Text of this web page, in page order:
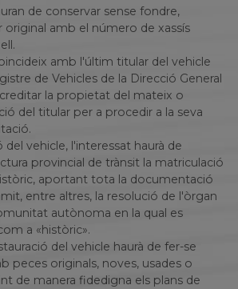
de conservar sense fondre,
original amb el número de xassís
amb l'últim titular del vehicle
de Vehicles de la Direcció General
la propietat del mateix o
del titular per a procedir a la seva
del vehicle, l'interessat haurà de
provincial de trànsit la matriculació
aportant tota la documentació
entre altres, la resolució de l'òrgan
autònoma en la qual es
a «històric».
del vehicle haurà de fer-se
peces originals, noves, usades o
de manera fidedigna els plans de